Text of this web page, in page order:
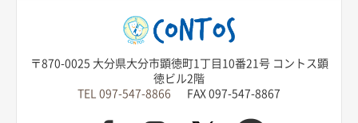
〒870-0025 大分県大分市顕徳町1丁目10番21号 コントス顕
徳ビル2階
TEL 097-547-8866
FAX 097-547-8867